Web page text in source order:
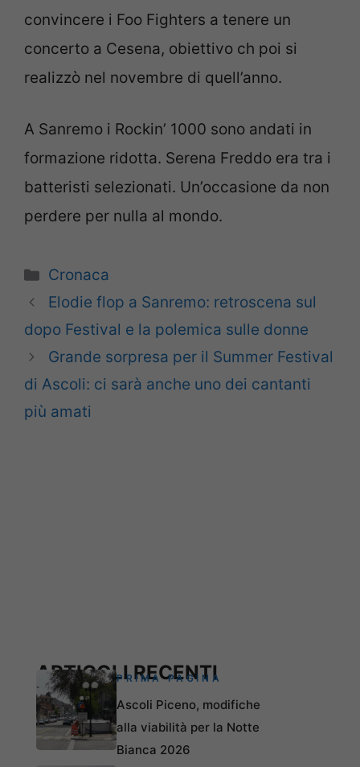
convincere i Foo Fighters a tenere un
concerto a Cesena, obiettivo ch poi si
realizzò nel novembre di quell’anno.
A Sanremo i Rockin’ 1000 sono andati in
formazione ridotta. Serena Freddo era tra i
batteristi selezionati. Un’occasione da non
perdere per nulla al mondo.
Categorie
Cronaca
Elodie flop a Sanremo: retroscena sul
dopo Festival e la polemica sulle donne
Grande sorpresa per il Summer Festival
di Ascoli: ci sarà anche uno dei cantanti
più amati
ARTICOLI RECENTI
PRIMA PAGINA
Ascoli Piceno, modifiche
alla viabilità per la Notte
Bianca 2026